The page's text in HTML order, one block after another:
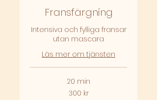
Fransfärgning
Intensiva och fylliga fransar
utan mascara
Läs mer om tjänsten
20 min
300 kr